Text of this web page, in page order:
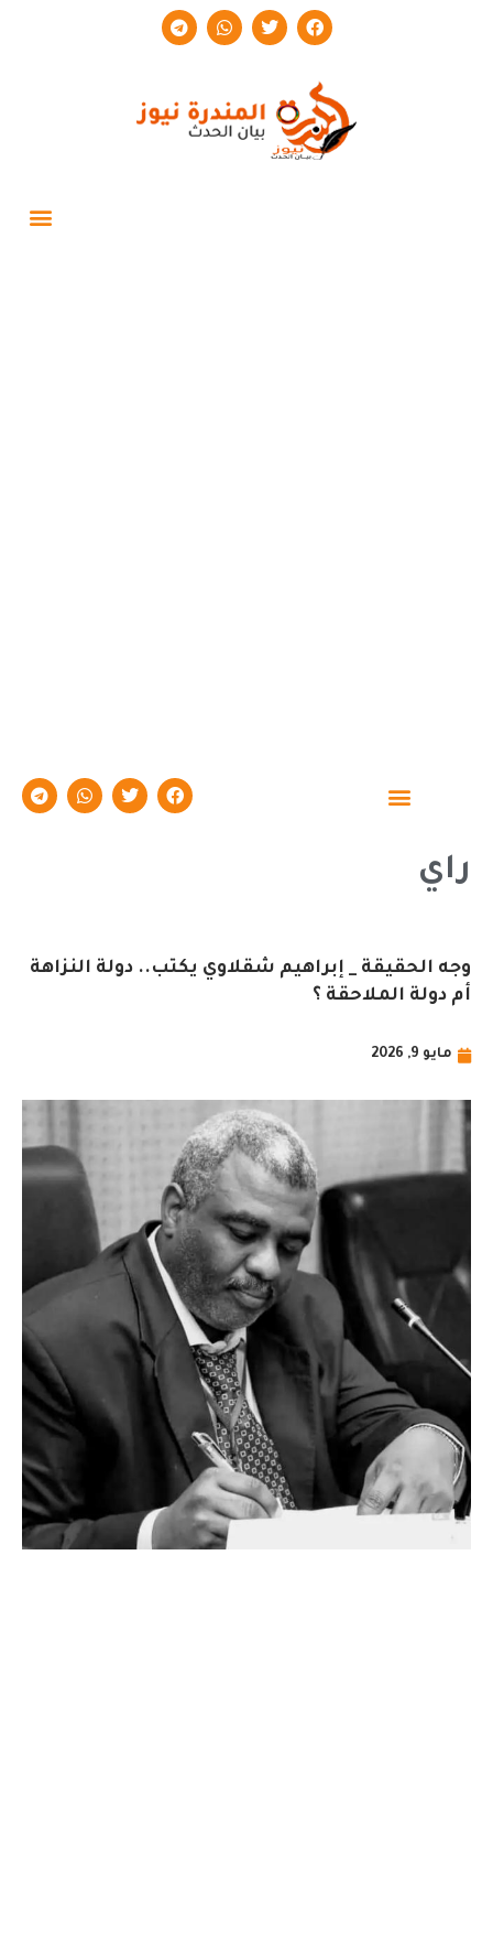
راي
وجه الحقيقة _ إبراهيم شقلاوي يكتب.. دولة النزاهة
أم دولة الملاحقة ؟
مايو 9, 2026